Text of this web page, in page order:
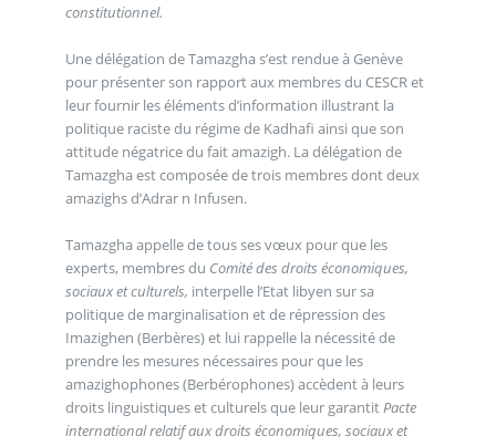
constitutionnel.
Une délégation de Tamazgha s’est rendue à Genève
pour présenter son rapport aux membres du CESCR et
leur fournir les éléments d’information illustrant la
politique raciste du régime de Kadhafi ainsi que son
attitude négatrice du fait amazigh. La délégation de
Tamazgha est composée de trois membres dont deux
amazighs d’Adrar n Infusen.
Tamazgha appelle de tous ses vœux pour que les
experts, membres du Comité des droits économiques,
sociaux et culturels, interpelle l’Etat libyen sur sa
politique de marginalisation et de répression des
Imazighen (Berbères) et lui rappelle la nécessité de
prendre les mesures nécessaires pour que les
amazighophones (Berbérophones) accèdent à leurs
droits linguistiques et culturels que leur garantitPacte
international relatif aux droits économiques, sociaux et